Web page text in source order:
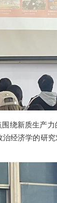
围绕新质生产力
经济学的研